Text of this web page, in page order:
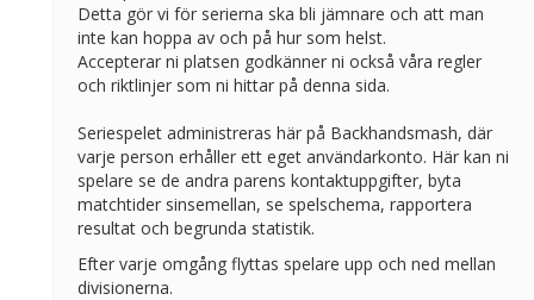
Detta gör vi för serierna ska bli jämnare och att man
inte kan hoppa av och på hur som helst.
Accepterar ni platsen godkänner ni också våra regler
och riktlinjer som ni hittar på denna sida.
Seriespelet administreras här på Backhandsmash, där
varje person erhåller ett eget användarkonto. Här kan ni
spelare se de andra parens kontaktuppgifter, byta
matchtider sinsemellan, se spelschema, rapportera
resultat och begrunda statistik.
Efter varje omgång flyttas spelare upp och ned mellan
divisionerna.